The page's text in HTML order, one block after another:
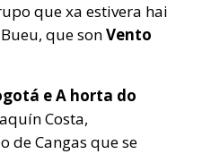
que xa estivera hai
que sonVento
eA horta do
Costa,
de Cangas que se